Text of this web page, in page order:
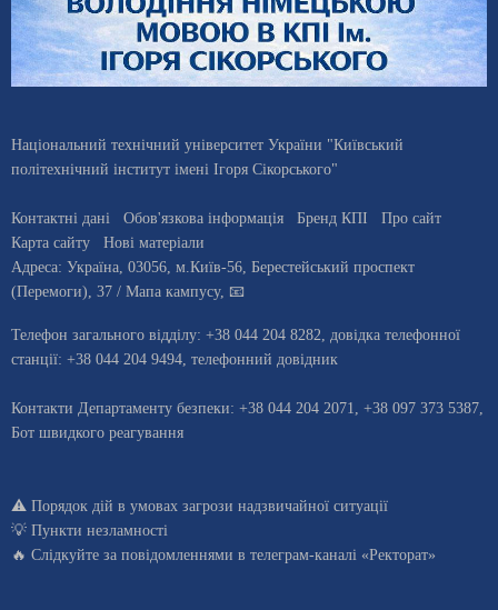
Національний технічний університет України "Київський
політехнічний інститут імені Ігоря Сікорського"
Контактні дані Обов'язкова інформація Бренд КПІ
Про сайт
Карта сайту
Нові матеріали
Адреса: Україна, 03056, м.Київ-56, Берестейський проспект
(Перемоги), 37 / Мапа кампусу, 📧
Телефон загального відділу: +38 044 204 8282 , довiдка телефонної
станцiї: +38 044 204 9494 телефонний довідник
Контакти Департаменту безпеки: +38 044 204 2071, +38 097 373 5387,
Бот швидкого реагування
⚠️ Порядок дій в умовах загрози надзвичайної ситуації
💡 Пункти незламності
🔥 Слідкуйте за повідомленнями в телеграм-каналі «Ректорат»